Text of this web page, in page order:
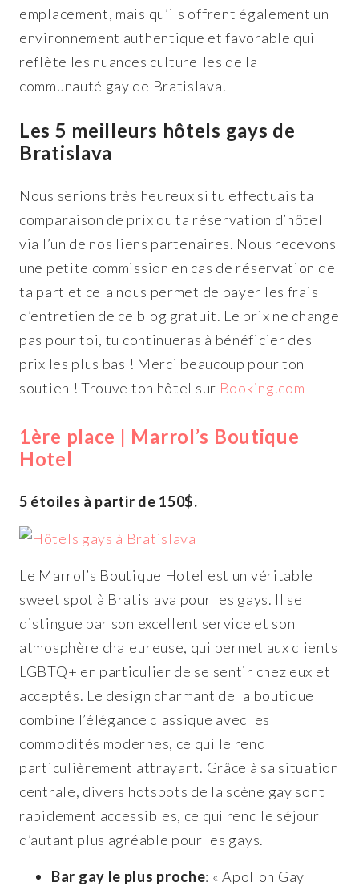
emplacement, mais qu’ils offrent également un
environnement authentique et favorable qui
reflète les nuances culturelles de la
communauté gay de Bratislava.
Les 5 meilleurs hôtels gays de
Bratislava
Nous serions très heureux si tu effectuais ta
comparaison de prix ou ta réservation d’hôtel
via l’un de nos liens partenaires. Nous recevons
une petite commission en cas de réservation de
ta part et cela nous permet de payer les frais
d’entretien de ce blog gratuit. Le prix ne change
pas pour toi, tu continueras à bénéficier des
prix les plus bas ! Merci beaucoup pour ton
soutien ! Trouve ton hôtel sur Booking.com
1ère place | Marrol’s Boutique
Hotel
5 étoiles à partir de 150$.
Le Marrol’s Boutique Hotel est un véritable
sweet spot à Bratislava pour les gays. Il se
distingue par son excellent service et son
atmosphère chaleureuse, qui permet aux clients
LGBTQ+ en particulier de se sentir chez eux et
acceptés. Le design charmant de la boutique
combine l’élégance classique avec les
commodités modernes, ce qui le rend
particulièrement attrayant. Grâce à sa situation
centrale, divers hotspots de la scène gay sont
rapidement accessibles, ce qui rend le séjour
d’autant plus agréable pour les gays.
Bar gay le plus proche: « Apollon Gay